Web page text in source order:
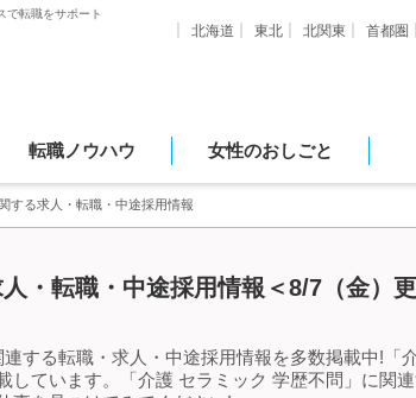
で転職をサポート
北海道 東北 北関東 首都圏
転職ノウハウ 女性のおしごと
する求人・転職・中途採用情報
・転職・中途採用情報＜8/7（金）
する転職・求人・中途採用情報を多数掲載中!「
しています。「介護 セラミック 学歴不問」に関